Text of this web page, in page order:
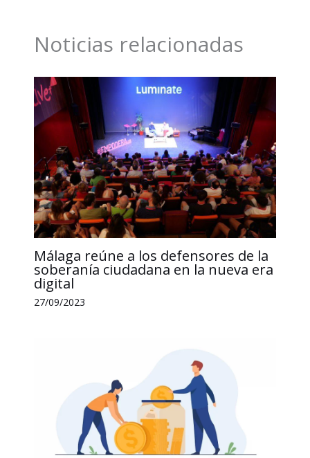
o
k
p
p
n
k
Noticias relacionadas
Málaga reúne a los defensores de la
soberanía ciudadana en la nueva era
digital
27/09/2023